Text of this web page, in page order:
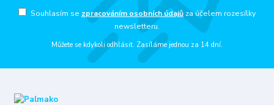
Souhlasím se zpracováním osobních údajůza účelem rozesílky
newsletteru.
Můžete se kdykoli odhlásit. Zasíláme jednou za 14 dní.